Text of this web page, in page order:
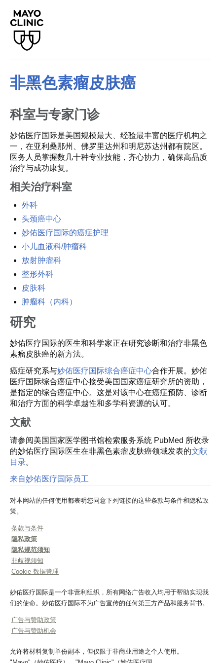
非黑色素瘤皮肤癌
科室与专家门诊
妙佑医疗国际是美国规模最大、经验最丰富的医疗机构之
一，在亚利桑那州、佛罗里达州和明尼苏达州都有院区。
医务人员掌握数几十种专业技能，齐心协力，确保高品质
治疗与成功康复。
相关治疗科室
外科
头颈癌中心
妙佑医疗国际的癌症护理
小儿血液科/肿瘤科
放射肿瘤科
整形外科
皮肤科
肿瘤科（内科）
研究
妙佑医疗国际的医生和科学家正在研究诊断和治疗非黑色
素瘤皮肤癌的新方法。
癌症研究系与妙佑医疗国际综合癌症中心合作开展。妙佑
医疗国际综合癌症中心接受美国国家癌症研究所的资助，
是指定的综合癌症中心。这是对该中心在癌症预防、诊断
和治疗方面的科学卓越性和多学科资源的认可。
文献
请参阅美国国家医学图书馆检索服务系统 PubMed 所收录
的妙佑医疗国际医生在非黑色素瘤皮肤癌领域发表的文献
目录。
来自妙佑医疗国际员工
对本网站的任何使用都表明您同意下列链接的这些条款与条件和隐私政
策。
条款与条件
隐私政策
隐私规范须知
非歧视须知
Cookie 数据管理
妙佑医疗国际是一个非营利组织，所有网络广告收入均用于帮助实现我
们的使命。妙佑医疗国际不为广告宣传的任何第三方产品和服务背书。
广告与赞助政策
广告与赞助机会
允许将材料复制单份副本，但仅限于非商业用途之个人使用。